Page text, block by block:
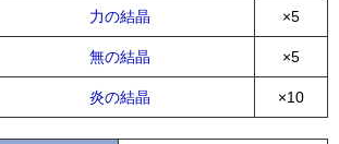
力の結晶 ×5
無の結晶 ×5
炎の結晶 ×10